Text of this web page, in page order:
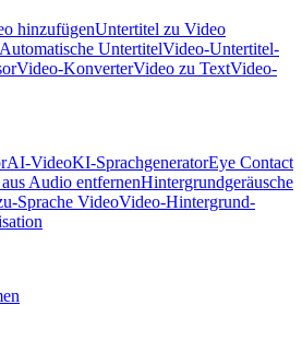
hinzufügenUntertitel zu Video
Automatische UntertitelVideo-Untertitel-
Video-KonverterVideo zu TextVideo-
AI-VideoKI-SprachgeneratorEye Contact
Audio entfernenHintergrundgeräusche
Sprache VideoVideo-Hintergrund-